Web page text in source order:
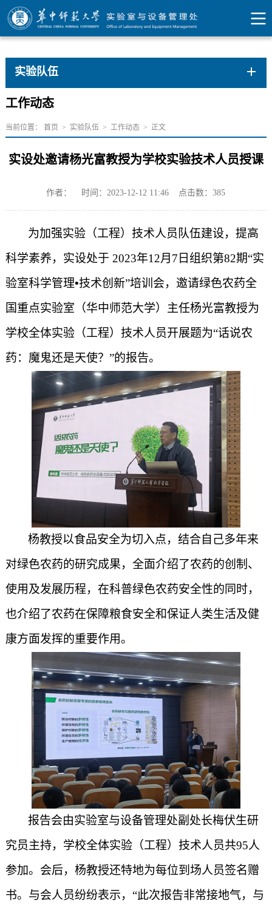
实验队伍
工作动态
当前位置： 首页 > 实验队伍 > 工作动态 > 正文
实设处邀请杨光富教授为学校实验技术人员授课
作者： 时间：2023-12-12 11:46 点击数：385
为加强实验（工程）技术人员队伍建设，提高
科学素养，实设处于 2023年12月 7 日组织第82期“实
验室科学管理•技术创新”培训会，邀请绿色农药全
国重点实验室（华中师范大学）主任杨光富教授为
学校全体实验（工程）技术人员开展题为“话说农
药：魔鬼还是天使？”的报告。
杨教授以食品安全为切入点，结合自己多年来
对绿色农药的研究成果，全面介绍了农药的创制、
使用及发展历程，在科普绿色农药安全性的同时，
也介绍了农药在保障粮食安全和保证人类生活及健
康方面发挥的重要作用。
报告会由实验室与设备管理处副处长梅伏生研
究员主持，学校全体实验（工程）技术人员共95人
参加。会后，杨教授还特地为每位到场人员签名赠
书。与会人员纷纷表示，“此次报告非常接地气，与